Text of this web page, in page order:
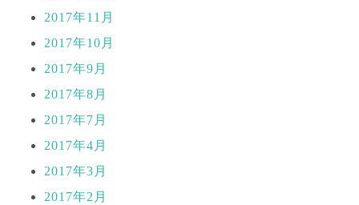
2017年11月
2017年10月
2017年9月
2017年8月
2017年7月
2017年4月
2017年3月
2017年2月